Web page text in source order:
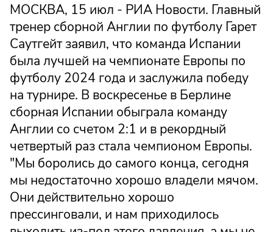
МОСКВА, 15 июл - РИА Новости. Главный
тренер сборной Англии по футболу Гарет
Саутгейт заявил, что команда Испании
была лучшей на чемпионате Европы по
футболу 2024 года и заслужила победу
на турнире. В воскресенье в Берлине
сборная Испании обыграла команду
Англии со счетом 2:1 и в рекордный
четвертый раз стала чемпионом Европы.
"Мы боролись до самого конца, сегодня
мы недостаточно хорошо владели мячом.
Они действительно хорошо
прессинговали, и нам приходилось